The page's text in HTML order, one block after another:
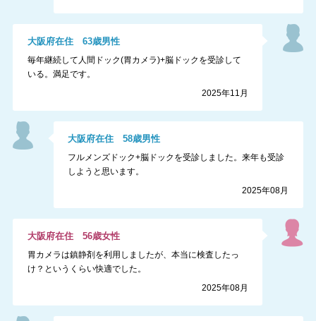
大阪府在住 63歳男性
毎年継続して人間ドック(胃カメラ)+脳ドックを受診して
いる。満足です。
2025年11月
大阪府在住58歳男性
フルメンズドック+脳ドックを受診しました。来年も受診
しようと思います。
2025年08月
大阪府在住 56歳女性
胃カメラは鎮静剤を利用しましたが、本当に検査したっ
け？というくらい快適でした。
2025年08月